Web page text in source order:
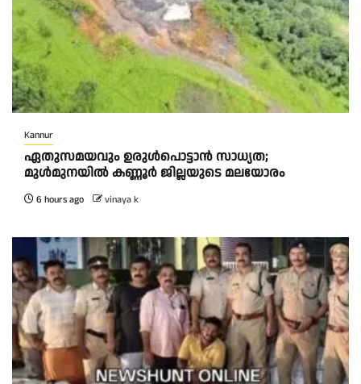
Kannur
ഏതുസമയവും ഉരുൾപൊട്ടാൻ സാധ്യത;
മുൾമുനയിൽ കണ്ണൂർ ജില്ലയുടെ മലയോരം
6 hours ago vinaya k